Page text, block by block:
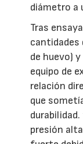
diámetro a
Tras
cantidades
de huevo)
equipo de
relación
que
presión